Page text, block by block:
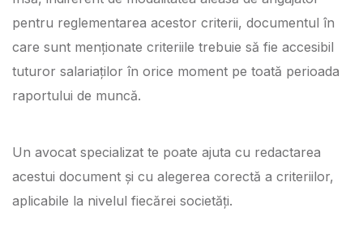
pentru reglementarea acestor criterii, documentul în
care sunt menționate criteriile trebuie să fie accesibil
tuturor salariaților în orice moment pe toată perioada
raportului de muncă.
Un avocat specializat te poate ajuta cu redactarea
acestui document și cu alegerea corectă a criteriilor,
aplicabile la nivelul fiecărei societăți.